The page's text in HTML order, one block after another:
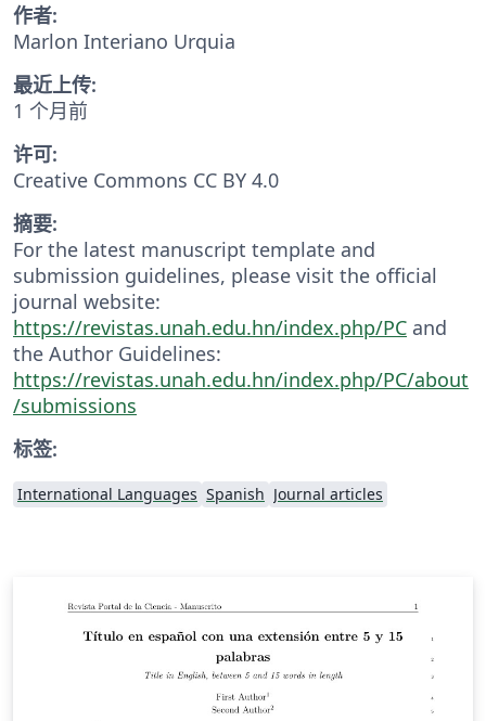
作者:
Marlon Interiano Urquia
最近上传:
1 个月前
许可:
Creative Commons CC BY 4.0
摘要:
For the latest manuscript template and
submission guidelines, please visit the official
journal website:
https://revistas.unah.edu.hn/index.php/PC and
the Author Guidelines:
https://revistas.unah.edu.hn/index.php/PC/about
/submissions
标签:
International Languages Spanish Journal articles